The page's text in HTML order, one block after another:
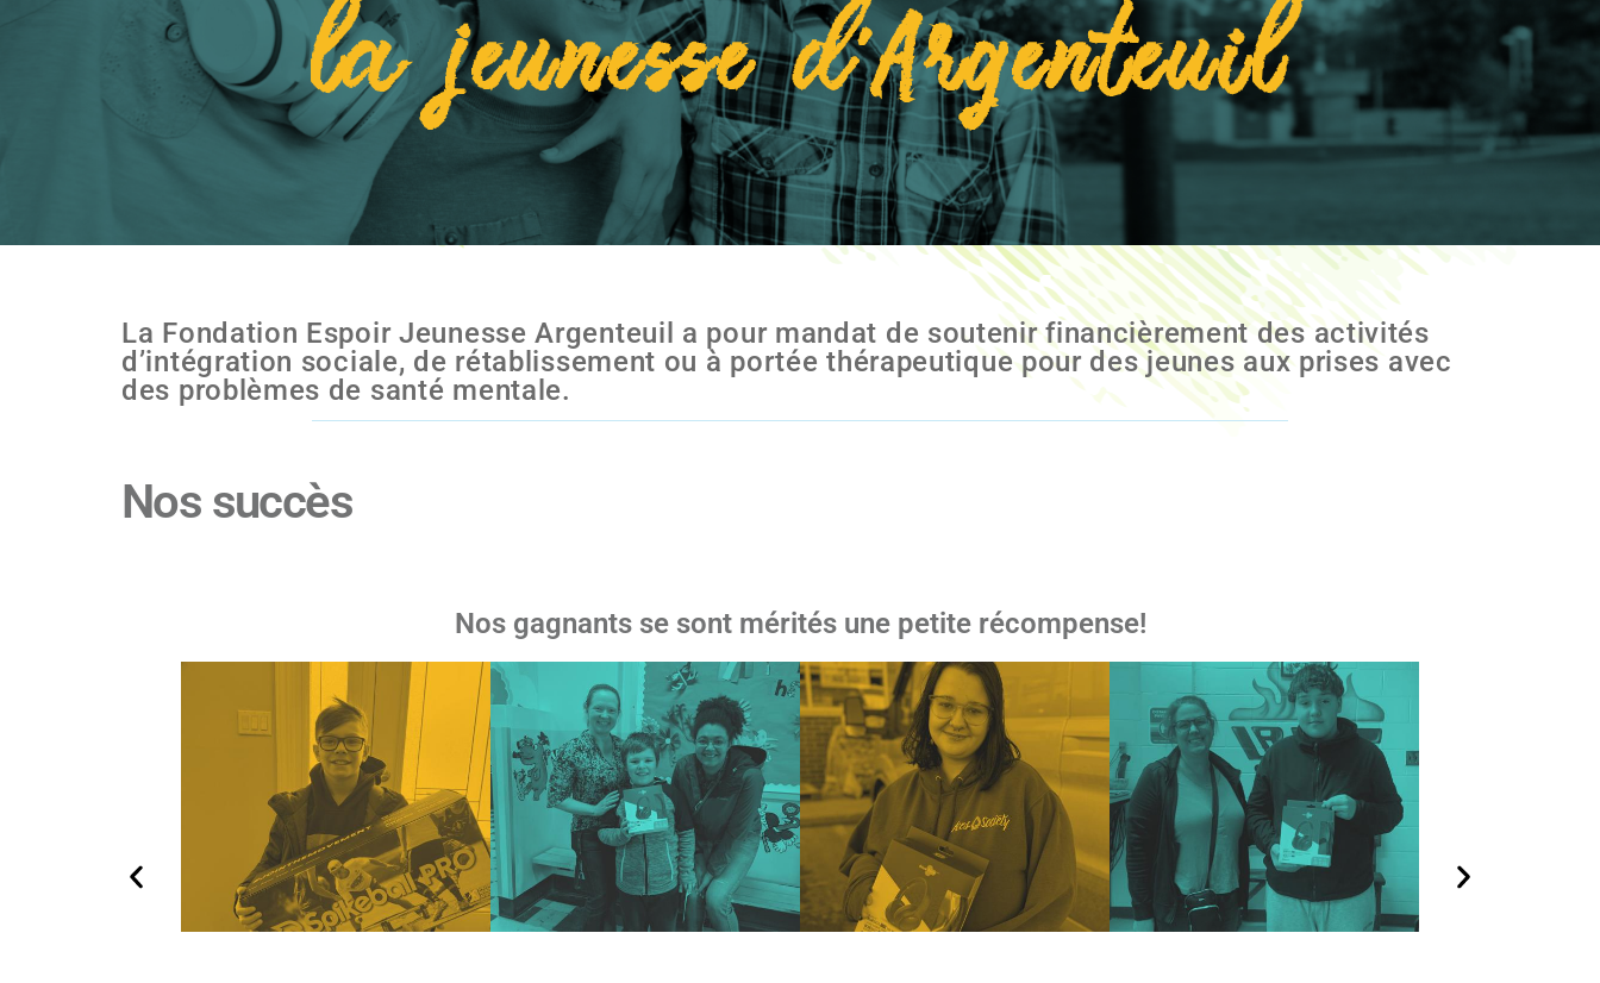
la jeunesse d'Argenteuil
La Fondation Espoir Jeunesse Argenteuil a pour mandat de soutenir financièrement des activités
d’intégration sociale, de rétablissement ou à portée thérapeutique pour des jeunes aux prises avec
des problèmes de santé mentale.
Nos succès
Nos gagnants se sont mérités une petite récompense!